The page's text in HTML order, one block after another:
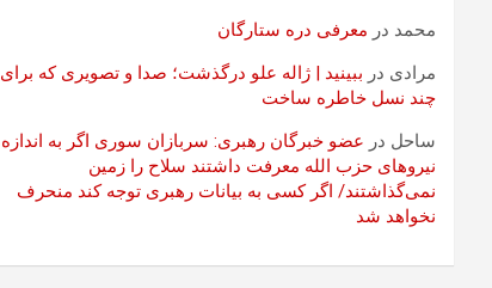
محمد در معرفی دره ستارگان
مرادی در ببینید | ژاله علو درگذشت؛ صدا و تصویری که برای
چند نسل خاطره ساخت
ساحل در عضو خبرگان رهبری: سربازان سوری اگر به اندازه
نیروهای حزب الله معرفت داشتند سلاح را زمین
نمی‌گذاشتند/ اگر کسی به بیانات رهبری توجه کند منحرف
نخواهد شد